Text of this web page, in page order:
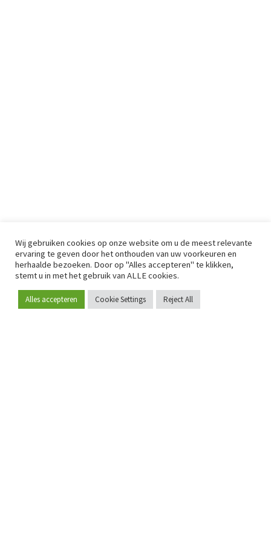
Word lid
Wij gebruiken cookies op onze website om u de meest relevante
ervaring te geven door het onthouden van uw voorkeuren en
herhaalde bezoeken. Door op "Alles accepteren" te klikken,
stemt u in met het gebruik van ALLE cookies.
Alles accepteren Cookie Settings Reject All